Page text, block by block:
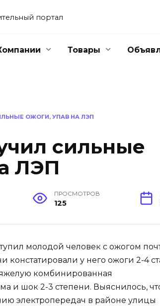
портал
Товары
ОЖОГИ, УПАВ НА ЛЭП
сильные
ЛЭП
ПРОСМОТРОВ
125
молодой человек с ожогом
констатировали у него ожоги 2-4
комбинированная
и шок 2-3 степени. Выяснилось,
электропередач в районе улицы